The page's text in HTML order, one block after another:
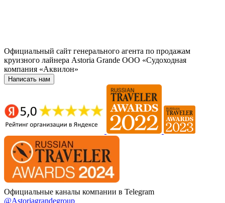
Официальный сайт генерального агента по продажам
круизного лайнера Astoria Grande ООО «Судоходная
компания «Аквилон»
Написать нам
Официальные каналы компании в Telegram
@Astoriagrandegroup